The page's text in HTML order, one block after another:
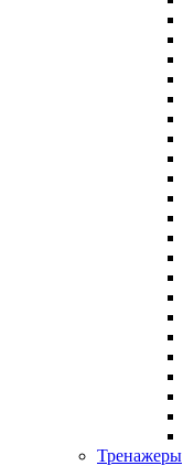
Тренажеры